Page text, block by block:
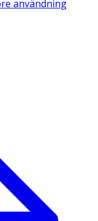
användning